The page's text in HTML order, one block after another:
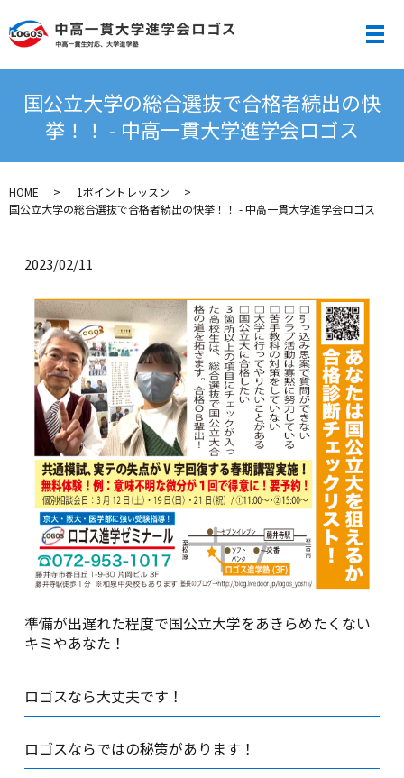
メ
国公立大学の総合選抜で合格者続出の快
挙！！ - 中高一貫大学進学会ロゴス
HOME
1ポイントレッスン
国公立大学の総合選抜で合格者続出の快挙！！ - 中高一貫大学進学会ロゴス
2023/02/11
準備が出遅れた程度で国公立大学をあきらめたくない
キミやあなた！
ロゴスなら大丈夫です！
ロゴスならではの秘策があります！